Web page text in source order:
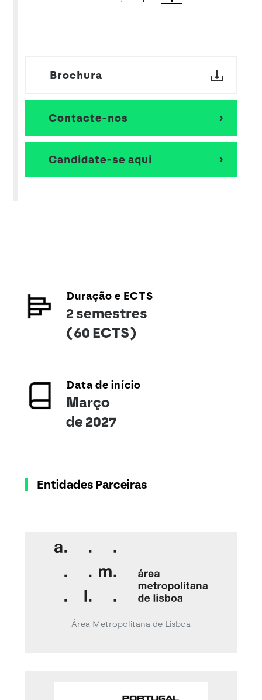
Brochura
Contacte-nos
Candidate-se aqui
Duração e ECTS
2 semestres
(60 ECTS)
Data de início
Março
de 2027
Entidades Parceiras
Área Metropolitana de Lisboa